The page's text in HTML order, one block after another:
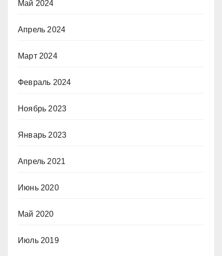
Май 2024
Апрель 2024
Март 2024
Февраль 2024
Ноябрь 2023
Январь 2023
Апрель 2021
Июнь 2020
Май 2020
Июль 2019